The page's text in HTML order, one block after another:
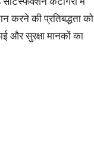
करने की प्रतिबद्धता को
सुरक्षा मानकों का